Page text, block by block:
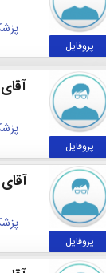
پروفایل
پروفایل
پروفایل